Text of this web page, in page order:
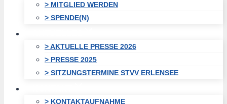
> MITGLIED WERDEN
> SPENDE(N)
> AKTUELLE PRESSE 2026
> PRESSE 2025
> SITZUNGSTERMINE STVV ERLENSEE
> KONTAKTAUFNAHME